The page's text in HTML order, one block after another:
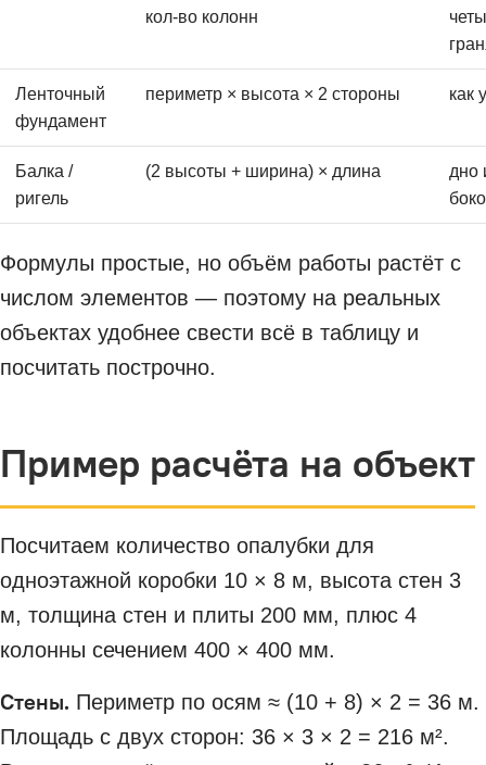
кол-во колонн
Ленточный
фундамент
периметр × высота × 2 стороны как
Балка /
ригель
(2 высоты + ширина) × длина
дно
Формулы простые, но объём работы растёт с
числом элементов — поэтому на реальных
объектах удобнее свести всё в таблицу и
посчитать построчно.
Пример расчёта на объект
Посчитаем количество опалубки для
одноэтажной коробки 10 × 8 м, высота стен 3
м, толщина стен и плиты 200 мм, плюс 4
колонны сечением 400 × 400 мм.
Стены. Периметр по осям ≈ (10 + 8) × 2 = 36 м.
Площадь с двух сторон: 36 × 3 × 2 = 216 м².